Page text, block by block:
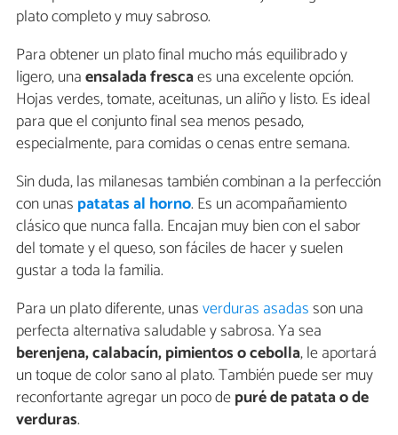
plato completo y muy sabroso.
Para obtener un plato final mucho más equilibrado y
ligero, unaensalada frescaes una excelente opción.
Hojas verdes, tomate, aceitunas, un aliño y listo. Es ideal
para que el conjunto final sea menos pesado,
especialmente, para comidas o cenas entre semana.
Sin duda, las milanesas también combinan a la perfección
con unas patatas al horno. Es un acompañamiento
clásico que nunca falla. Encajan muy bien con el sabor
del tomate y el queso, son fáciles de hacer y suelen
gustar a toda la familia.
Para un plato diferente, unasverduras asadasson una
perfecta alternativa saludable y sabrosa. Ya sea
berenjena, calabacín, pimientos o cebolla, le aportará
un toque de color sano al plato. También puede ser muy
reconfortante agregar un poco depuré de patata o de
verduras.